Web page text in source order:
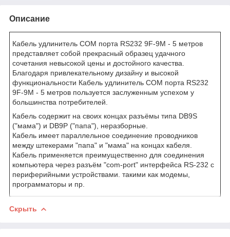
Описание
Кабель удлинитель COM порта RS232 9F-9M - 5 метров
представляет собой прекрасный образец удачного
сочетания невысокой цены и достойного качества.
Благодаря привлекательному дизайну и высокой
функциональности Кабель удлинитель COM порта RS232
9F-9M - 5 метров пользуется заслуженным успехом у
большинства потребителей.
Кабель содержит на своих концах разъёмы типа DB9S
("мама") и DB9P ("папа"), неразборные.
Кабель имеет параллельное соединение проводников
между штекерами "папа" и "мама" на концах кабеля.
Кабель применяется преимущественно для соединения
компьютера через разъём "com-port" интерфейса RS-232 с
периферийными устройствами. такими как модемы,
программаторы и пр.
Скрыть